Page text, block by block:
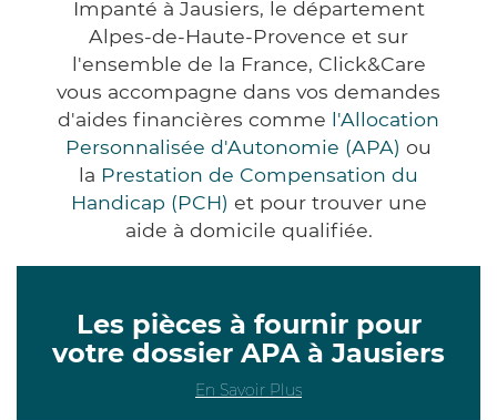
Impanté à Jausiers, le département
Alpes-de-Haute-Provence et sur
l'ensemble de la France, Click&Care
vous accompagne dans vos demandes
d'aides financières comme l'Allocation
Personnalisée d'Autonomie (APA) ou
la Prestation de Compensation du
Handicap (PCH) et pour trouver une
aide à domicile qualifiée.
Les pièces à fournir pour
votre dossier APA à Jausiers
En Savoir Plus